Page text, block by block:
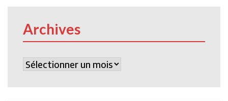
Archives
Archives